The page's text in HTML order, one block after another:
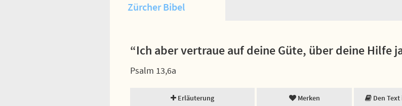
Zürcher Bibel
“Ich aber vertraue auf deine Güte, über deine Hilfe
Psalm 13,6a
Erläuterung Merken Den